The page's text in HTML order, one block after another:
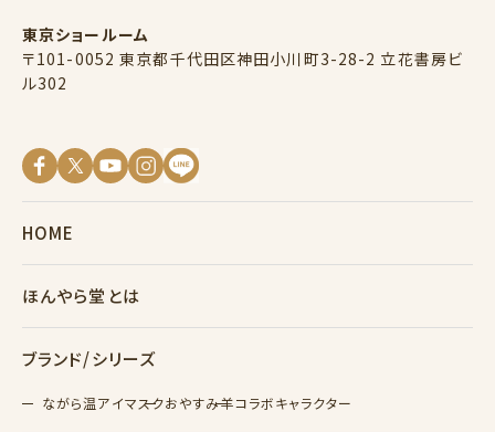
東京ショールーム
〒101-0052 東京都千代田区神田小川町3-28-2 立花書房ビ
ル302
HOME
ほんやら堂とは
ブランド/シリーズ
ながら温アイマスクおやすみ羊コラボキャラクター